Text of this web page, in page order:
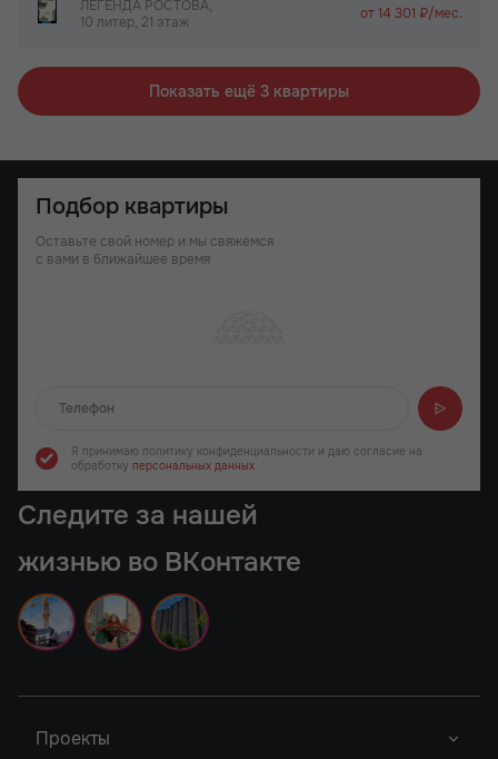
ЛЕГЕНДА РОСТОВА,
10 литер, 21 этаж
от 14 301 ₽/мес.
Показать ещё 3 квартиры
Подбор квартиры
Оставьте свой номер и мы свяжемся
с вами в ближайшее время
Я принимаю политику конфиденциальности и даю согласие на
обработку персональных данных
Следите за нашей
жизнью во ВКонтакте
Проекты